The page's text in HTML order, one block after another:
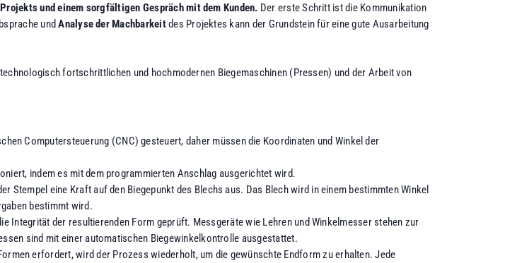
und einem sorgfältigen Gespräch mit dem Kunden. Der erste Schritt ist die Kommunikation
undAnalyse der Machbarkeitdes Projektes kann der Grundstein für eine gute Ausarbeitung
fortschrittlichen und hochmodernen Biegemaschinen (Pressen) und der Arbeit von
Computersteuerung (CNC) gesteuert, daher müssen die Koordinaten und Winkel der
indem es mit dem programmierten Anschlag ausgerichtet wird.
Stempel eine Kraft auf den Biegepunkt des Blechs aus. Das Blech wird in einem bestimmten Winkel
bestimmt wird.
Integrität der resultierenden Form geprüft. Messgeräte wie Lehren und Winkelmesser stehen zur
sind mit einer automatischen Biegewinkelkontrolle ausgestattet.
erfordert, wird der Prozess wiederholt, um die gewünschte Endform zu erhalten. Jede